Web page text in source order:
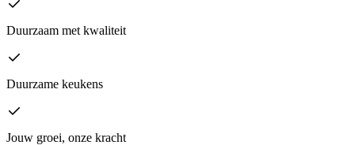
Duurzaam met kwaliteit
Duurzame keukens
Jouw groei, onze kracht